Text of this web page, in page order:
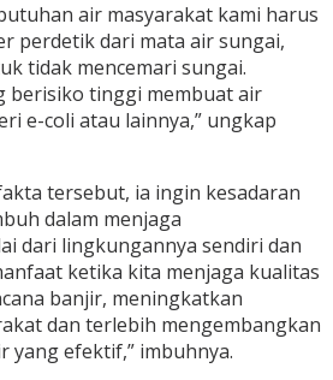
air masyarakat kami harus
perdetik dari mata air sungai,
tidak mencemari sungai.
berisiko tinggi membuat air
e-coli atau lainnya,” ungkap
tersebut, ia ingin kesadaran
dalam menjaga
dari lingkungannya sendiri dan
ketika kita menjaga kualitas
banjir, meningkatkan
dan terlebih mengembangkan
yang efektif,” imbuhnya.